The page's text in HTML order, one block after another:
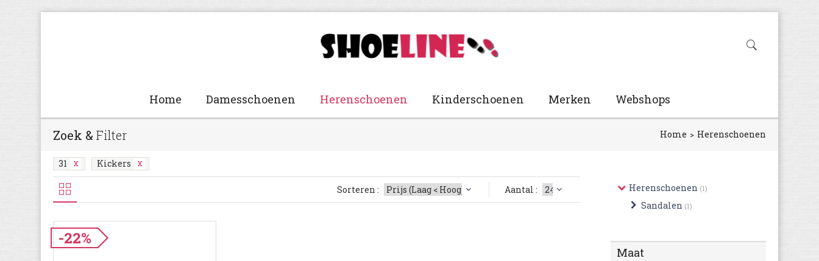
Home Damesschoenen Herenschoenen Kinderschoenen Merken Webshops
Zoek & Filter Home Herenschoenen
31 Kickers
Herenschoenen (1)
Sandalen (1)
Maat
Sorteren : Aantal :
-22%